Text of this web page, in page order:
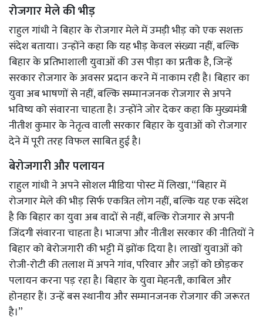
रोजगार मेले की भीड़
राहुल गांधी ने बिहार के रोजगार मेले में उमड़ी भीड़ को एक सशक्त
संदेश बताया। उन्होंने कहा कि यह भीड़ केवल संख्या नहीं, बल्कि
बिहार के प्रतिभाशाली युवाओं की उस पीड़ा का प्रतीक है, जिन्हें
सरकार रोजगार के अवसर प्रदान करने में नाकाम रही है। बिहार का
युवा अब भाषणों से नहीं, बल्कि सम्मानजनक रोजगार से अपने
भविष्य को संवारना चाहता है। उन्होंने जोर देकर कहा कि मुख्यमंत्री
नीतीश कुमार के नेतृत्व वाली सरकार बिहार के युवाओं को रोजगार
देने में पूरी तरह विफल साबित हुई है।
बेरोजगारी और पलायन
राहुल गांधी ने अपने सोशल मीडिया पोस्ट में लिखा, “बिहार में
रोजगार मेले की भीड़ सिर्फ एकत्रित लोग नहीं, बल्कि यह एक संदेश
है कि बिहार का युवा अब वादों से नहीं, बल्कि रोजगार से अपनी
जिंदगी संवारना चाहता है। भाजपा और नीतीश सरकार की नीतियों ने
बिहार को बेरोजगारी की भट्टी में झोंक दिया है। लाखों युवाओं को
रोजी-रोटी की तलाश में अपने गांव, परिवार और जड़ों को छोड़कर
पलायन करना पड़ रहा है। बिहार के युवा मेहनती, काबिल और
होनहार हैं। उन्हें बस स्थानीय और सम्मानजनक रोजगार की जरूरत
है।”